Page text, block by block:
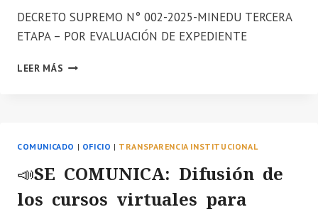
EN
EL
DECRETO SUPREMO N° 002-2025-MINEDU TERCERA
ETAPA – POR EVALUACIÓN DE EXPEDIENTE
LEER MÁS COMUNICADO
COMUNICADO | OFICIO | TRANSPARENCIA INSTITUCIONAL
📣SE COMUNICA: Difusión de
los cursos virtuales para